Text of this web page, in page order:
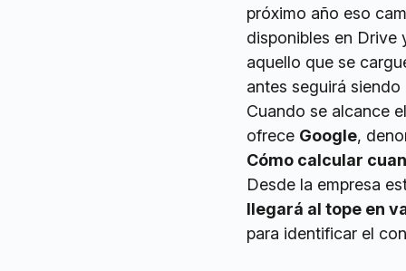
próximo año eso
disponibles en Drive
aquello que se
antes seguirá
Cuando se alcance
ofrece Google,
Cómo calcular
Desde la empresa
llegará al tope en
para identificar el